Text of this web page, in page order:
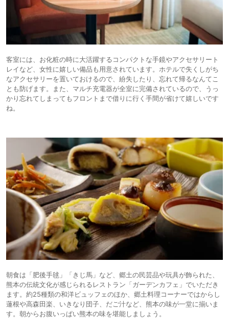
客室には、お化粧の時に大活躍するコンパクトな手鏡やアクセサリート
レイなど、女性に嬉しい備品も用意されています。ホテルで失くしがち
なアクセサリーを置いておけるので、紛失したり、忘れて帰るなんてこ
とも防げます。また、マルチ充電器が全室に完備されているので、うっ
かり忘れてしまってもフロントまで借りに行く手間が省けて嬉しいです
ね。
朝食は「肥後手毬」「きじ馬」など、郷土の民芸品や玩具が飾られた、
熊本の伝統文化が感じられるレストラン「ガーデンカフェ」でいただき
ます。約25種類の和洋ビュッフェのほか、郷土料理コーナーではからし
蓮根や高森田楽、いきなり団子、だご汁など、熊本の味が一堂に揃いま
す。朝からお腹いっぱい熊本の味を堪能しましょう。